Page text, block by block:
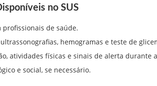
no SUS
profissionais de saúde.
hemogramas e teste de
atividades físicas e sinais de alerta durante
e social, se necessário.